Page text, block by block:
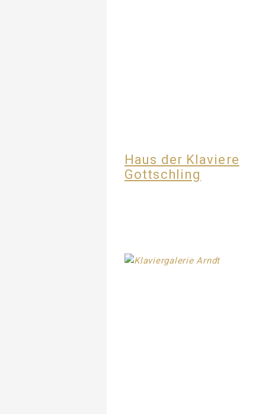
Haus der Klaviere
Gottschling